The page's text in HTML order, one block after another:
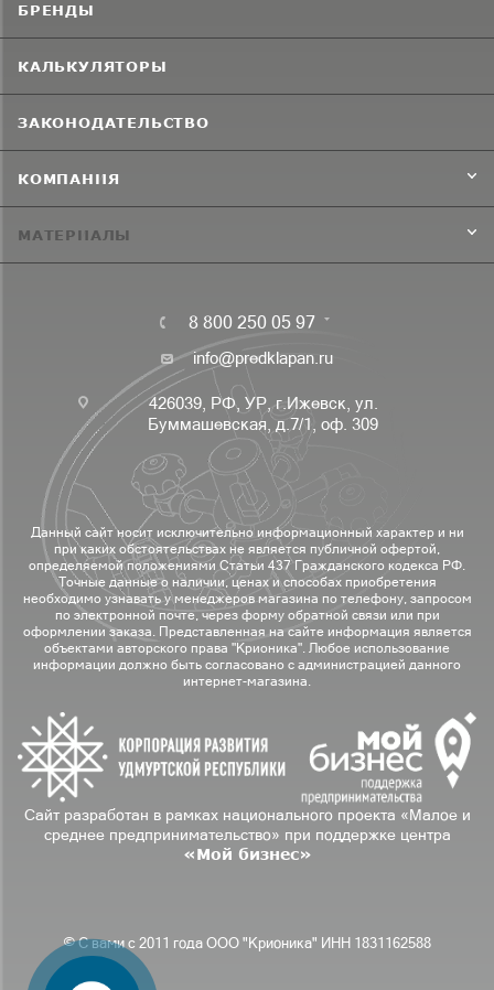
БРЕНДЫ
КАЛЬКУЛЯТОРЫ
ЗАКОНОДАТЕЛЬСТВО
КОМПАНИЯ
МАТЕРИАЛЫ
8 800 250 05 97
info@predklapan.ru
426039, РФ, УР, г.Ижевск, ул.
Буммашевская, д.7/1, оф. 309
Данный сайт носит исключительно информационный характер и ни
при каких обстоятельствах не является публичной офертой,
определяемой положениями Статьи 437 Гражданского кодекса РФ.
Точные данные о наличии, ценах и способах приобретения
необходимо узнавать у менеджеров магазина по телефону, запросом
по электронной почте, через форму обратной связи или при
оформлении заказа. Представленная на сайте информация является
объектами авторского права "Крионика". Любое использование
информации должно быть согласовано с администрацией данного
интернет-магазина.
Сайт разработан в рамках национального проекта «Малое и
среднее предпринимательство» при поддержке центра
«Мой бизнес»
© С вами с 2011 года ООО "Крионика" ИНН 1831162588